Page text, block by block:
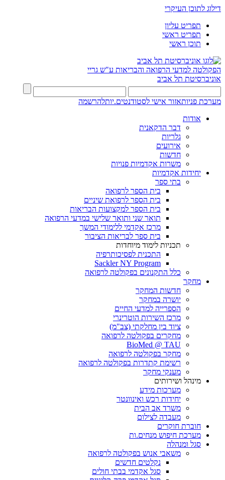
דילוג לתוכן העיקרי
תפריט עליון
תפריט ראשי
תוכן ראשי
הפקולטה למדעי הרפואה והבריאות ע"ש גריי
אוניברסיטת תל אביב
מערכת פניותאזור אישי לסטודנטים.יותלהרשמה
אודות
דבר הדקאנית
גלריות
אירועים
חדשות
משרות אקדמיות פנויות
יחידות אקדמיות
בתי ספר
בית הספר לרפואה
בית הספר לרפואת שיניים
בית הספר למקצועות הבריאות
תואר שני ותואר שלישי במדעי הרפואה
מרכז אקדמי ללימודי המשך
בית ספר לבריאות הציבור
תכניות לימוד מיוחדות
התכנית לפסיכותרפיה
Sackler NY Program
כלל התקנונים בפקולטה לרפואה
מחקר
חדשות המחקר
יושרה במחקר
הספרייה למדעי החיים
מרכז השירות הוטרינרי
ציוד בין מחלקתי (צב"מ)
מחקרים בפקולטה לרפואה
BioMed @ TAU
מחקר בפקולטה לרפואה
רשימת קתדרות בפקולטה לרפואה
מענקי מחקר
מינהל ושירותים
מערכות מידע
יחידות רכש ואינוונטר
משרד אב הבית
מעבדה לצילום
חוברת חוקרים
מערכת חיפוש מנחים.ות
סגל ומנהלה
משאבי אנוש בפקולטה לרפואה
נקלטים חדשים
סגל אקדמי בבתי חולים